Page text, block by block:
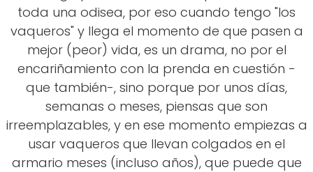
toda una odisea, por eso cuando tengo "los
vaqueros" y llega el momento de que pasen a
mejor (peor) vida, es un drama, no por el
encariñamiento con la prenda en cuestión -
que también-, sino porque por unos días,
semanas o meses, piensas que son
irreemplazables, y en ese momento empiezas a
usar vaqueros que llevan colgados en el
armario meses (incluso años), que puede que